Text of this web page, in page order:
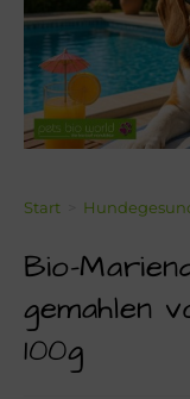
Unser Team!
Blog
Kontakt
Napf-Wissen!
Start
Bio-
gemahlen
100g